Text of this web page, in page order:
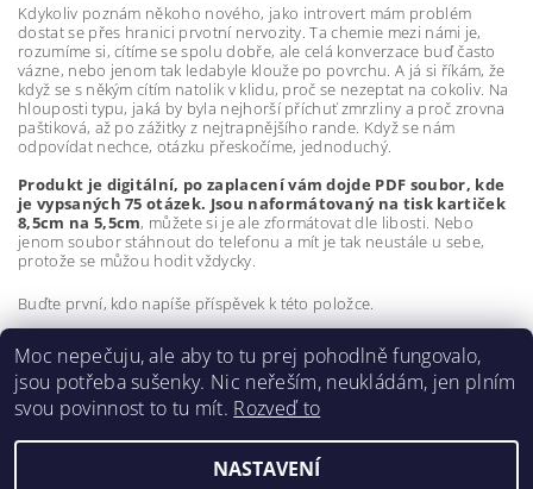
Kdykoliv poznám někoho nového, jako introvert mám problém
dostat se přes hranici prvotní nervozity. Ta chemie mezi námi je,
rozumíme si, cítíme se spolu dobře, ale celá konverzace buď často
vázne, nebo jenom tak ledabyle klouže po povrchu. A já si říkám, že
když se s někým cítím natolik v klidu, proč se nezeptat na cokoliv. Na
hlouposti typu, jaká by byla nejhorší příchuť zmrzliny a proč zrovna
paštiková, až po zážitky z nejtrapnějšího rande. Když se nám
odpovídat nechce, otázku přeskočíme, jednoduchý.
Produkt je digitální, po zaplacení vám dojde PDF soubor, kde
je vypsaných 75 otázek. Jsou naformátovaný na tisk kartiček
8,5cm na 5,5cm, můžete si je ale zformátovat dle libosti. Nebo
jenom soubor stáhnout do telefonu a mít je tak neustále u sebe,
protože se můžou hodit vždycky.
Buďte první, kdo napíše příspěvek k této položce.
Přidat komentář
Moc nepečuju, ale aby to tu prej pohodlně fungovalo,
jsou potřeba sušenky. Nic neřeším, neukládám, jen plním
svou povinnost to tu mít. Rozveď to
NASTAVENÍ